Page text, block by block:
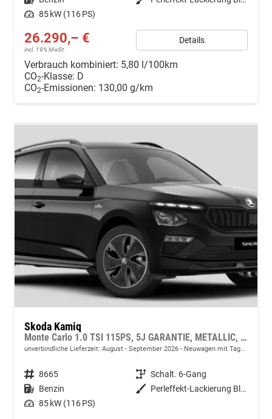
Leistung 85 kW (116 PS)
26.290,– €
incl. 19% MwSt.
Details
Verbrauch kombiniert: 5,80 l/100km
CO2-Klasse: D
CO2-Emissionen: 130,00 g/km
Skoda Kamiq
Monte Carlo 1.0 TSI 115PS, 5J GARANTIE, METALLIC, ELE. HECKKLAPPE, ANHÄNGERKUPPLUNG, BEH. FRONTSCHEIBE, MATRIX-LED, PANORAMADACH, Sitzheizung, Lenkradheizung, Ladeboden, ACC, SIDE Assist, Virtual Cockpit 10", Parksensoren, Kamera, KESSY, Privacy, 17" Alu, Climatroni
unverbindliche Lieferzeit: August - September 2026 Neuwagen mit Tageszulassung
Fahrzeugnr. 8665 Getriebe Schalt. 6-Gang
Kraftstoff Benzin Außenfarbe
Perleffekt-Lackierung Black-Magic
Leistung 85 kW (116 PS)